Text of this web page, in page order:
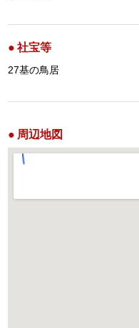
社宝等
27基の鳥居
周辺地図